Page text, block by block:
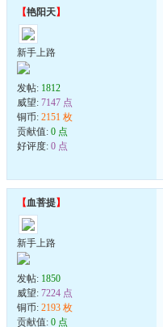
【艳阳天】
新手上路
发帖: 1812
威望: 7147 点
铜币: 2151 枚
贡献值: 0 点
好评度: 0 点
【血菩提】
新手上路
发帖: 1850
威望: 7224 点
铜币: 2193 枚
贡献值: 0 点